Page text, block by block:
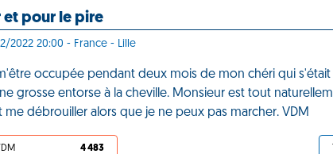
et pour le pire
2022 20:00 - France - Lille
occupée pendant deux mois de mon chéri qui s'était
grosse entorse à la cheville. Monsieur est tout
me débrouiller alors que je ne peux pas marcher. VDM
4 483